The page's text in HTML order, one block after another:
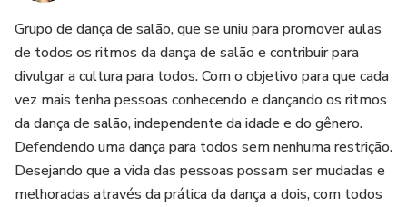
Grupo de dança de salão, que se uniu para promover aulas
de todos os ritmos da dança de salão e contribuir para
divulgar a cultura para todos. Com o objetivo para que cada
vez mais tenha pessoas conhecendo e dançando os ritmos
da dança de salão, independente da idade e do gênero.
Defendendo uma dança para todos sem nenhuma restrição.
Desejando que a vida das pessoas possam ser mudadas e
melhoradas através da prática da dança a dois, com todos